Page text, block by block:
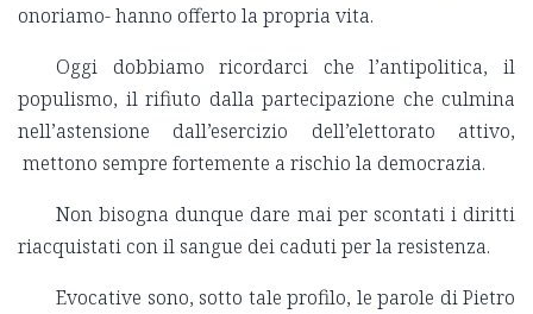
onoriamo- hanno offerto la propria vita.
Oggi dobbiamo ricordarci che l’antipolitica, il
populismo, il rifiuto dalla partecipazione che culmina
nell’astensione dall’esercizio dell’elettorato attivo,
mettono sempre fortemente a rischio la democrazia.
Non bisogna dunque dare mai per scontati i diritti
riacquistati con il sangue dei caduti per la resistenza.
Evocative sono, sotto tale profilo, le parole di Pietro